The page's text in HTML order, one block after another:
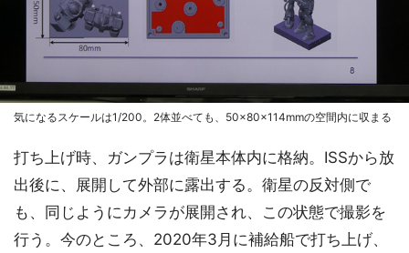
気になるスケールは1/200。2体並べても、50×80×114mmの空間内に収まる
打ち上げ時、ガンプラは衛星本体内に格納。ISSから放
出後に、展開して外部に露出する。衛星の反対側で
も、同じようにカメラが展開され、この状態で撮影を
行う。今のところ、2020年3月に補給船で打ち上げ、